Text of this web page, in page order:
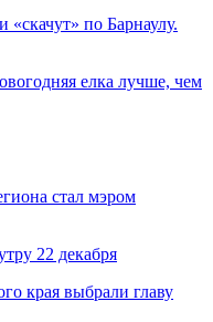
по Барнаулу.
елка лучше, чем
стал мэром
22 декабря
края выбрали главу